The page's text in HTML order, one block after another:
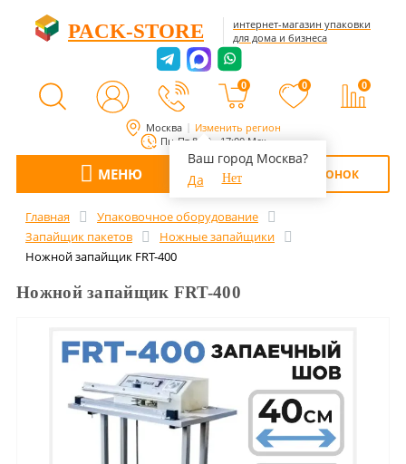
Москва Изменить регион
Ваш город Москва?
Да
Нет
Пн-Пт 8:00 - 17:00 Мск
PACK-STORE
интернет-магазин упаковки
для дома и бизнеса
0 0 0
МЕНЮ ОБРАТНЫЙ ЗВОНОК
Главная
Упаковочное оборудование
Запайщик пакетов
Ножные запайщики
Ножной запайщик FRT-400
Ножной запайщик FRT-400